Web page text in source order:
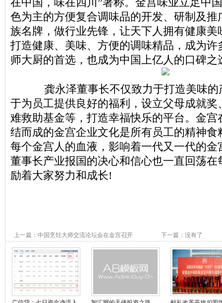
在中国，味在四川”著称。金宫味业立足中
色为主的方便复合调味品的开发、研制及推
族名牌，做行业先锋，让天下人拥有健康美
打造健康、美味、方便的调味精品，成为许
师大厨的首选，也成为中国上亿人的口碑之
龚永泽董事长不仅致力于打造美味的
于为员工提供良好的福利，设立父母成就奖
难救助基金等，打造幸福快乐的平台。金宫
结而成的金宫企业文化是所有员工的精神食
每个金宫人的血液，影响着一代又一代的金
董事长产业报国的决心和信心也一直回荡
励着大家努力和成长!
上一篇： 中国烹饪大师交流论坛会在金宫召开 下一篇：没有了